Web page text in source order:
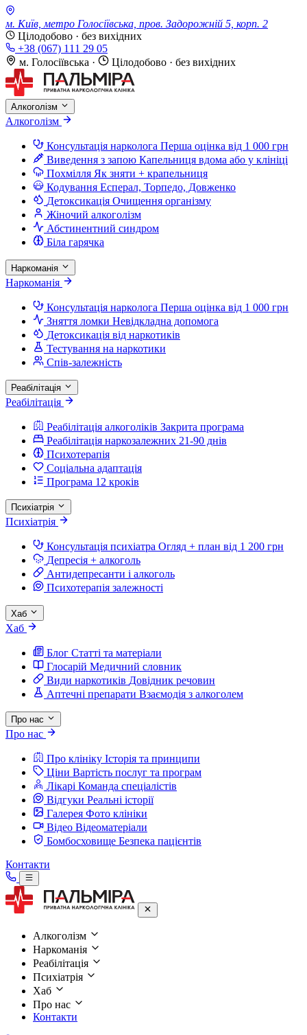
м. Київ, метро Голосіївська, пров. Задорожній 5, корп. 2
Цілодобово · без вихідних
+38 (067) 111 29 05
м. Голосіївська · Цілодобово · без вихідних
Алкоголізм
Алкоголізм
Консультація нарколога Перша оцінка від 1 000 грн
Виведення з запою Капельниця вдома або у клініці
Похмілля Як зняти + крапельниця
Кодування Есперал, Торпедо, Довженко
Детоксикація Очищення організму
Жіночий алкоголізм
Абстинентний синдром
Біла гарячка
Наркоманія
Наркоманія
Консультація нарколога Перша оцінка від 1 000 грн
Зняття ломки Невідкладна допомога
Детоксикація від наркотиків
Тестування на наркотики
Спів-залежність
Реабілітація
Реабілітація
Реабілітація алкоголіків Закрита програма
Реабілітація наркозалежних 21-90 днів
Психотерапія
Соціальна адаптація
Програма 12 кроків
Психіатрія
Психіатрія
Консультація психіатра Огляд + план від 1 200 грн
Депресія + алкоголь
Антидепресанти і алкоголь
Психотерапія залежності
Хаб
Хаб
Блог Статті та матеріали
Глосарій Медичний словник
Види наркотиків Довідник речовин
Аптечні препарати Взаємодія з алкоголем
Про нас
Про нас
Про клініку Історія та принципи
Ціни Вартість послуг та програм
Лікарі Команда спеціалістів
Відгуки Реальні історії
Галерея Фото клініки
Відео Відеоматеріали
Бомбосховище Безпека пацієнтів
Контакти
Алкоголізм
Наркоманія
Реабілітація
Психіатрія
Хаб
Про нас
Контакти